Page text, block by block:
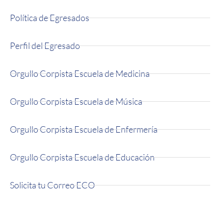
Política de Egresados
Perfil del Egresado
Orgullo Corpista Escuela de Medicina
Orgullo Corpista Escuela de Música
Orgullo Corpista Escuela de Enfermería
Orgullo Corpista Escuela de Educación
Solicita tu Correo ECO